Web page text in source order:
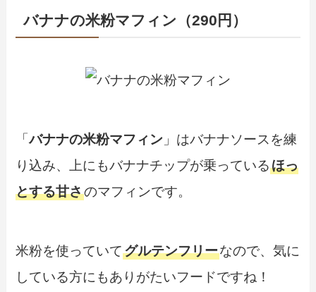
バナナの米粉マフィン（290円）
「バナナの米粉マフィン 」はバナナソースを練
り込み、上にもバナナチップが乗っているほっ
とする甘さのマフィンです。
米粉を使っていてグルテンフリーなので、気に
している方にもありがたいフードですね！